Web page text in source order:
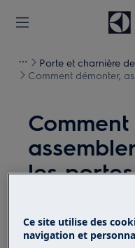
Porte et charnière
Comment démonter,
les
Solution
Ce site utilise des
navigation et